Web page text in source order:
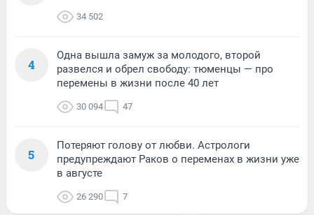
34 502
4
Одна вышла замуж за молодого, второй
развелся и обрел свободу: тюменцы — про
перемены в жизни после 40 лет
30 094 47
5
Потеряют голову от любви. Астрологи
предупреждают Раков о переменах в жизни уже
в августе
26 290 7